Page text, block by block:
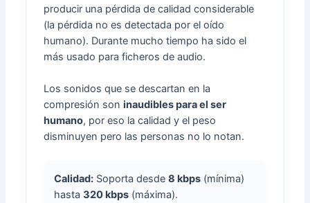
producir una pérdida de calidad considerable
(la pérdida no es detectada por el oído
humano). Durante mucho tiempo ha sido el
más usado para ficheros de audio.
Los sonidos que se descartan en la
compresión soninaudibles para el ser
humano, por eso la calidad y el peso
disminuyen pero las personas no lo notan.
Calidad: Soporta desde8 kbps (mínima)
hasta320 kbps (máxima).